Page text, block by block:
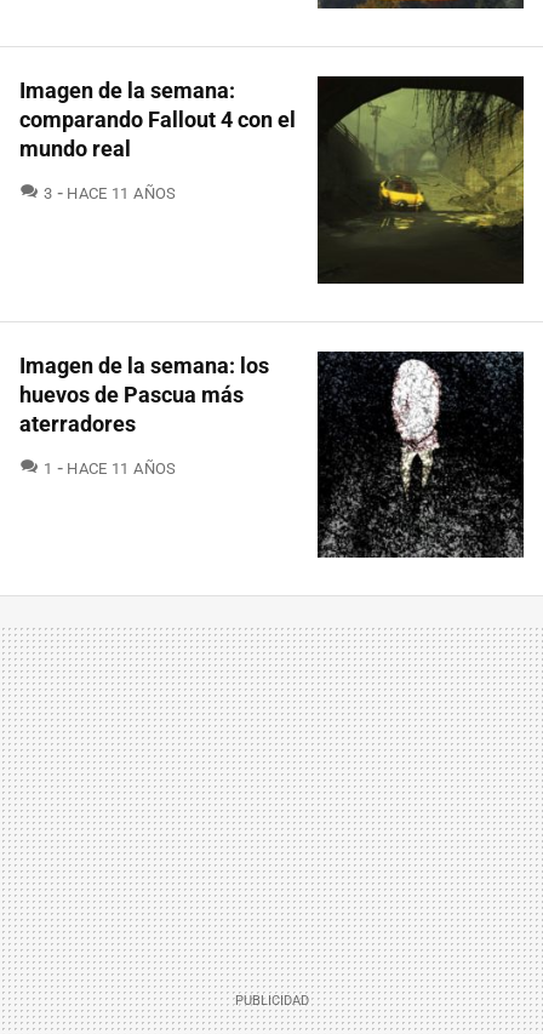
Imagen de la semana:
comparando Fallout 4 con el
mundo real
3 COMENTARIOS
HACE 11 AÑOS
Imagen de la semana: los
huevos de Pascua más
aterradores
1 COMENTARIOS
HACE 11 AÑOS